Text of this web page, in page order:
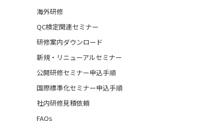
海外研修
QC検定関連セミナー
研修案内ダウンロード
新規・リニューアルセミナー
公開研修セミナー申込手順
国際標準化セミナー申込手順
社内研修見積依頼
FAQs